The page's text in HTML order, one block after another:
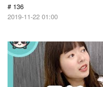
# 136
2019-11-22 01:00